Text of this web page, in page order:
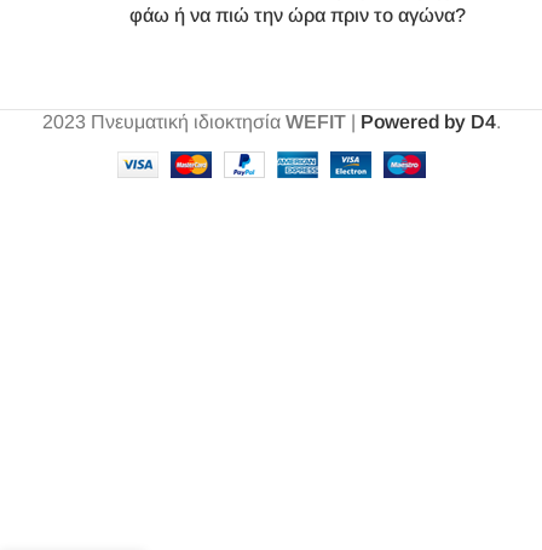
φάω ή να πιώ την ώρα πριν το αγώνα?
2023 Πνευματική ιδιοκτησία WEFIT| Powered by D4.